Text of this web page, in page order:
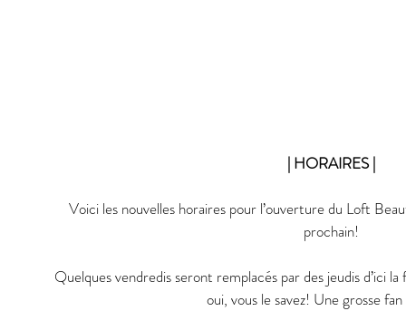
| HORAIRES |
Voici les nouvelles horaires pour l’ouverture du Loft
prochain!
Quelques vendredis seront remplacés par des jeudis d’ici
oui, vous le savez! Une grosse